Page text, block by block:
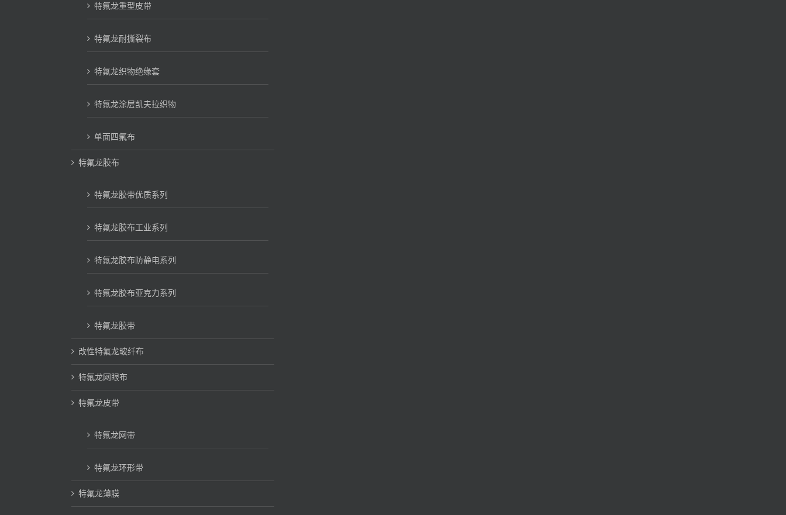
特氟龙重型皮带
特氟龙耐撕裂布
特氟龙织物绝缘套
特氟龙涂层凯夫拉织物
单面四氟布
特氟龙胶布
特氟龙胶带优质系列
特氟龙胶布工业系列
特氟龙胶布防静电系列
特氟龙胶布亚克力系列
特氟龙胶带
改性特氟龙玻纤布
特氟龙网眼布
特氟龙皮带
特氟龙网带
特氟龙环形带
特氟龙薄膜